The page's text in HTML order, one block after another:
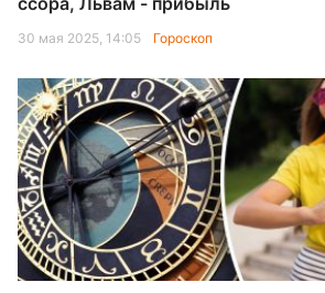
30 мая 2025, 14:05 Гороскоп